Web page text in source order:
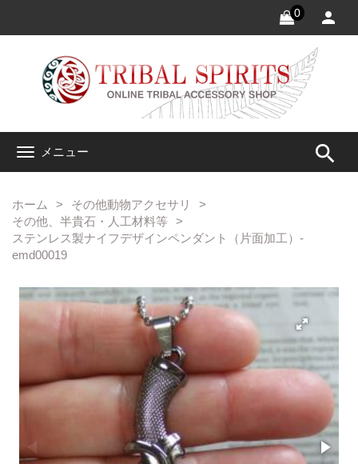
0
メニュー search
ホーム
その他動物アクセサリ
その他、半貴石・人工材料等
ステンレス製ナイフデザインペンダント（片面加工）-
emd00019